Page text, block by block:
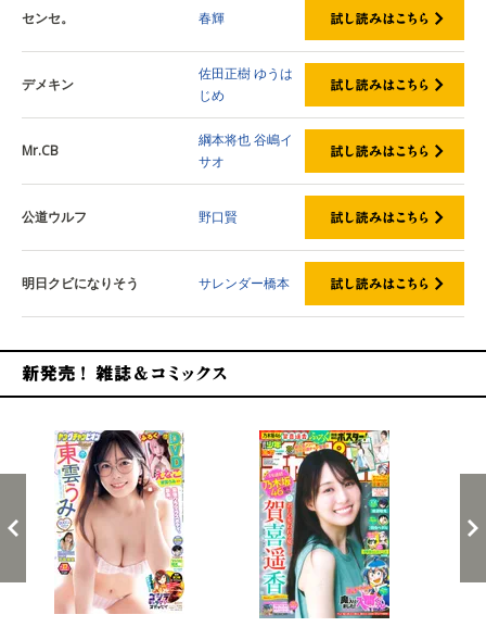
センセ。 春輝
デメキン
佐田正樹ゆうは
じめ
Mr.CB
綱本将也谷嶋イ
サオ
公道ウルフ 野口賢
明日クビになりそう サレンダー橋本